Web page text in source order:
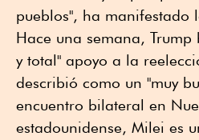
pueblos", ha manifestado
Hace una semana,
y total" apoyo a la
describió como un "muy
encuentro bilateral en
estadounidense, Milei es